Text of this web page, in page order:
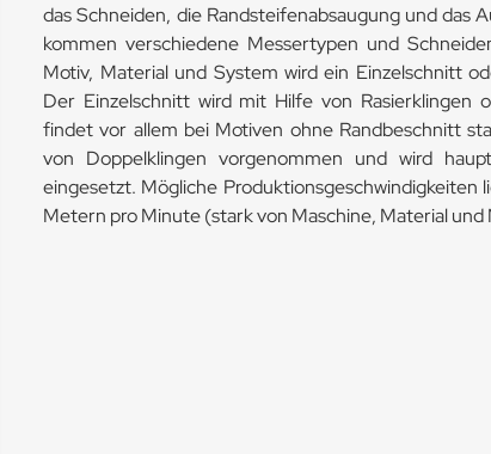
das Schneiden, die Randsteifenabsaugung und das
kommen verschiedene Messertypen und
Motiv, Material und System wird ein Einzelschnitt
Der Einzelschnitt wird mit Hilfe von Rasierklingen
findet vor allem bei Motiven ohne Randbeschnitt
von Doppelklingen vorgenommen und wird
eingesetzt. Mögliche
Metern pro Minute (stark von Maschine, Material und